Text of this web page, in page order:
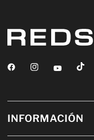
INFORMACIÓN